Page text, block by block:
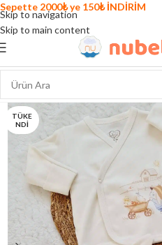
Skip to navigation
Skip to main content
TÜKE
NDI
Sepette 2000₺ ye 150₺ İNDİRİM